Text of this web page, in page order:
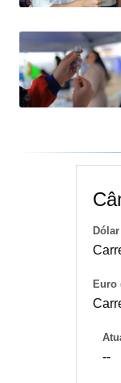
Dólar
Euro
--